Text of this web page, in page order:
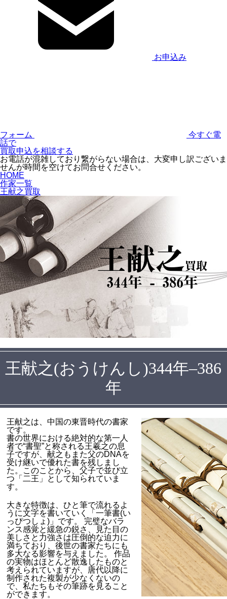
お申込み
フォーム
今すぐ電
話で
買取申込を相談する
お電話が混雑しており繋がらない場合は、大変申し訳ございま
せんが時間を空けてお問合せください。
HOME
作家一覧
王献之買取
王献之買取
344年 - 386年
王献之(おうけんし)344年–386
年
王献之は、中国の東晋時代の書家
です。
書の世界における絶対的な第一人
者で“書聖”と称される王羲之の息
子ですが、献之もまた父のDNAを
受け継いで優れた書を残しまし
た。このことから、父子で並び立
つ「二王」として知られていま
す。
大きな特徴は、ひと筆で流れるよ
うに文字を書いていく「一筆書(い
っぴつしょ)」です。 完璧なバラ
ンス感覚と緩急の鋭さ、見た目の
美しさと力強さは圧倒的な迫力に
満ちており、後世の書家たちにも
多大なる影響を与えました。 作品
の実物はほとんど散逸したものと
考えられていますが、唐代以降に
制作された複製が少なくないの
で、私たちもその筆跡を見ること
ができます。